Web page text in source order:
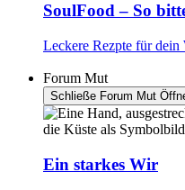
SoulFood – So
Leckere Rezpte für
Forum Mut
Schließe Forum Mut
Ein starkes Wir